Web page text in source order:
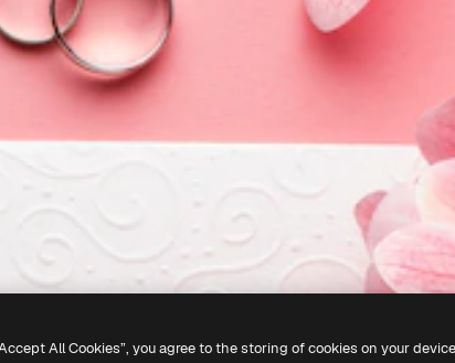
All Cookies”, you agree to the storing of cookies on your